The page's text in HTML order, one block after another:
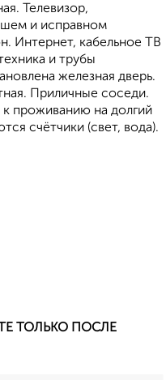
Телевизор,
и исправном
Интернет, кабельное ТВ
и трубы
железная дверь.
Приличные соседи.
к проживанию на долгий
счётчики (свет, вода).
ТОЛЬКО ПОСЛЕ